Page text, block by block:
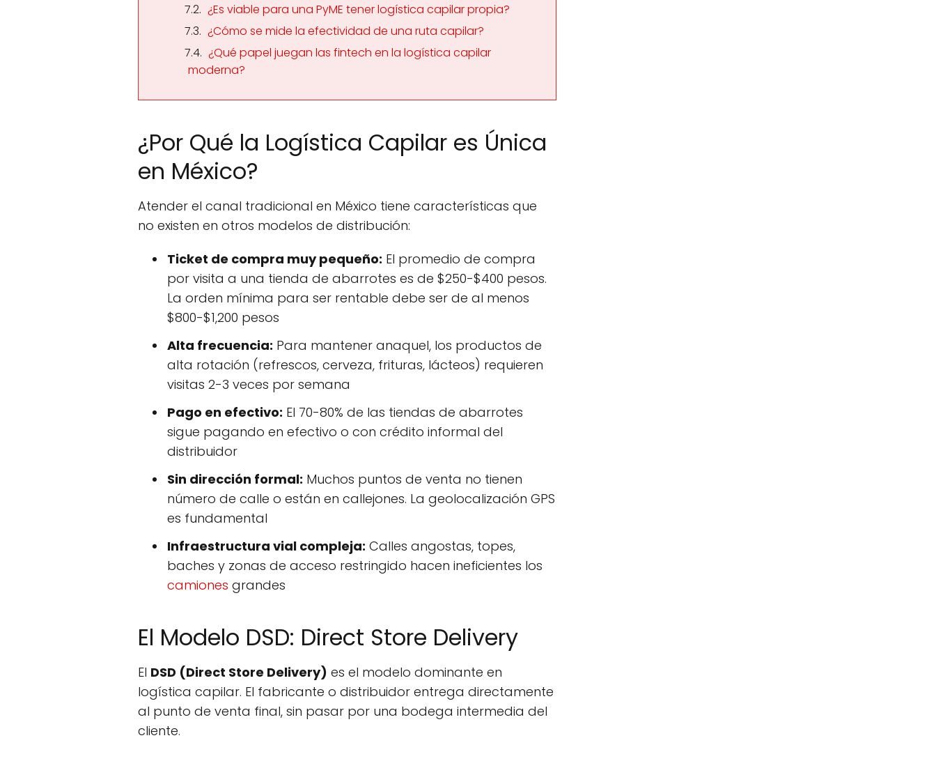
¿Es viable para una PyME tener logística capilar propia?
¿Cómo se mide la efectividad de una ruta capilar?
¿Qué papel juegan las fintech en la logística capilar
moderna?
¿Por Qué la Logística Capilar es Única
en México?
Atender el canal tradicional en México tiene características que
no existen en otros modelos de distribución:
Ticket de compra muy pequeño: El promedio de compra
por visita a una tienda de abarrotes es de $250-$400 pesos.
La orden mínima para ser rentable debe ser de al menos
$800-$1,200 pesos
Alta frecuencia: Para mantener anaquel, los productos de
alta rotación (refrescos, cerveza, frituras, lácteos) requieren
visitas 2-3 veces por semana
Pago en efectivo: El 70-80% de las tiendas de abarrotes
sigue pagando en efectivo o con crédito informal del
distribuidor
Sin dirección formal: Muchos puntos de venta no tienen
número de calle o están en callejones. La geolocalización GPS
es fundamental
Infraestructura vial compleja: Calles angostas, topes,
baches y zonas de acceso restringido hacen ineficientes los
camiones grandes
El Modelo DSD: Direct Store Delivery
El DSD (Direct Store Delivery) es el modelo dominante en
logística capilar. El fabricante o distribuidor entrega directamente
al punto de venta final, sin pasar por una bodega intermedia del
cliente.